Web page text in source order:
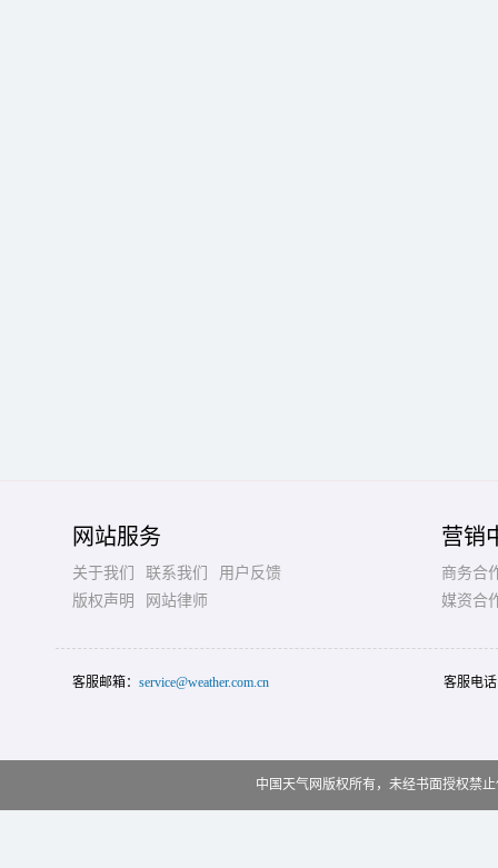
网站服务
关于我们 联系我们
用户反馈
版权声明
网站律师
营销
商务合
媒资合
客服邮箱： service@weather.com.cn 客服电
中国天气网版权所有，未经书面授权